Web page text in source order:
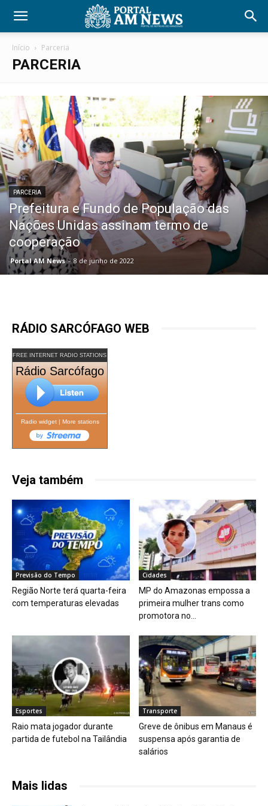
Início Parceria
PARCERIA
PARCERIA
Prefeitura e Fundo de População das
Nações Unidas assinam termo de
cooperação
Portal AM News - 8 de junho de 2022
RÁDIO SARCÓFAGO WEB
FREE INTERNET RADIO STATIONS
Rádio Sarcófago
Radio widget| More stations
Veja também
Previsão do Tempo
Região Norte terá quarta-feira
com temperaturas elevadas
Cidades
MP do Amazonas empossa a
primeira mulher trans como
promotora no...
Esportes
Raio mata jogador durante
partida de futebol na Tailândia
Transporte
Greve de ônibus em Manaus é
suspensa após garantia de
salários
Mais lidas